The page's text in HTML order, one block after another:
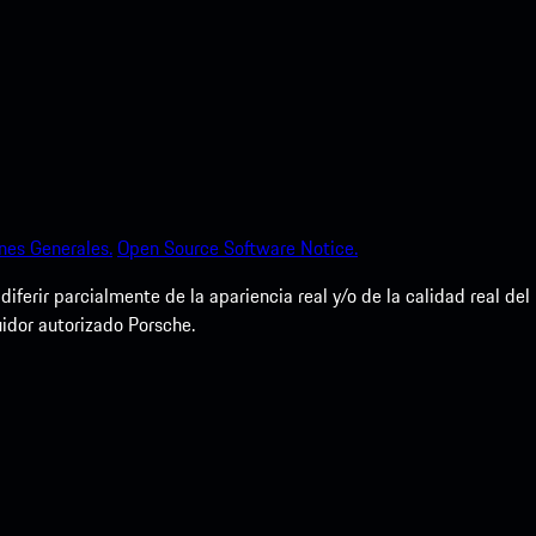
Generales.Open Source Software Notice.
parcialmente de la apariencia real y/o de la calidad real del
autorizado Porsche.